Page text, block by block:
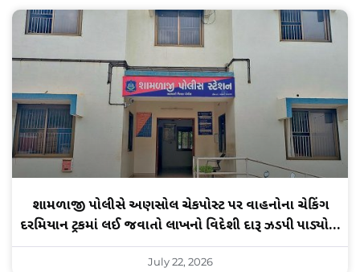
શામળાજી પોલીસે અણસોલ ચેકપોસ્ટ પર વાહનોના ચેકિંગ
દરમિયાન ટ્રકમાં લઈ જવાતો લાખનો વિદેશી દારૂ ઝડપી પાડ્યો…
July 22, 2026